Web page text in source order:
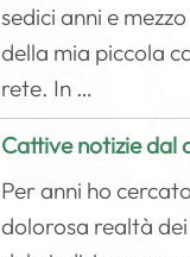
sedici anni e
della mia piccola
rete. In …
Cattive notizie dal
Per anni ho
dolorosa realtà